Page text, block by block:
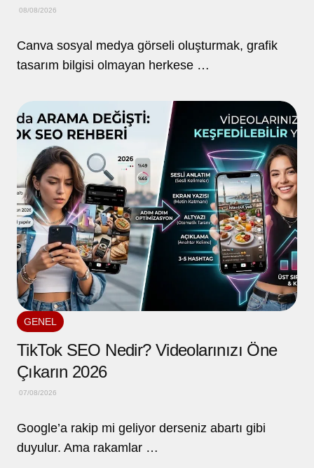
08/08/2026
Canva sosyal medya görseli oluşturmak, grafik
tasarım bilgisi olmayan herkese …
GENEL
TikTok SEO Nedir? Videolarınızı Öne
Çıkarın 2026
07/08/2026
Google’a rakip mi geliyor derseniz abartı gibi
duyulur. Ama rakamlar …